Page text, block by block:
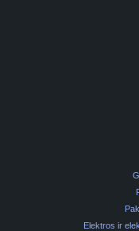
Elektros ir